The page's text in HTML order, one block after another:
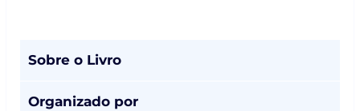
Sobre o Livro
Organizado por